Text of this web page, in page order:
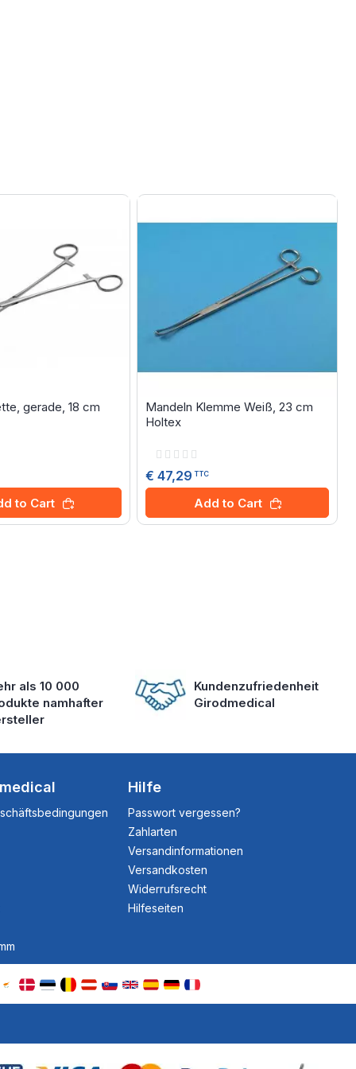
gerade, 18 cm
to Cart
Mandeln Klemme Weiß, 23 cm
Holtex
Rating:
€ 47,29 TTC
Add to Cart
als 10 000
namhafter
Kundenzufriedenheit
Girodmedical
Hilfe
Passwort vergessen?
Zahlarten
Versandinformationen
Versandkosten
Widerrufsrecht
Hilfeseiten